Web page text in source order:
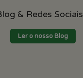
& Redes Sociais
Ler o nosso Blog